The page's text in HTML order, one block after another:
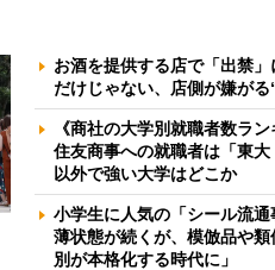
お酒を提供する店で「出禁
だけじゃない、店側が嫌が
《商社の大学別就職者数ラ
住友商事への就職者は「東
以外で強い大学はどこか
小学生に人気の「シール流
薄状態が続くが、模倣品や
別が本格化する時代に」